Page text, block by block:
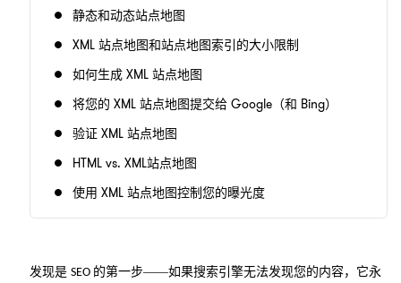
静态和动态站点地图
XML 站点地图和站点地图索引的大小限制
如何生成 XML 站点地图
将您的 XML 站点地图提交给 Google（和 Bing）
验证 XML 站点地图
HTML vs. XML站点地图
使用 XML 站点地图控制您的曝光度
发现是 SEO 的第一步——如果搜索引擎无法发现您的内容，它永